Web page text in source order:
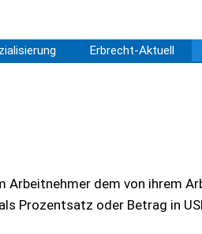
Erbrecht-Aktuell
dem von ihrem
Prozentsatz oder Betrag in